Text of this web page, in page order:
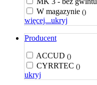
W magazynie ()
więcej...ukryj
Producent
ACCUD ()
CYRRTEC ()
ukryj